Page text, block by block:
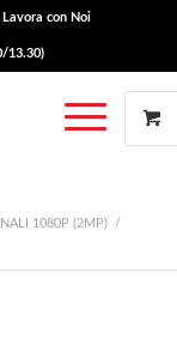
Lavora con Noi
13.30)
1080P (2MP)
/